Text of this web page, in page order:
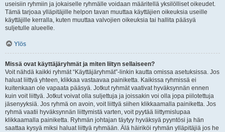
useisiin ryhmiin ja jokaiselle ryhmälle voidaan määritellä yksilölliset oikeudet.
Tämä tarjoaa ylläpitäjille helpon tavan muuttaa käyttäjien oikeuksia useille
käyttäjille kerralla, kuten muuttaa valvojien oikeuksia tai hallita pääsyä
suljetulle alueelle.
Ylös
Missä ovat käyttäjäryhmät ja miten liityn sellaiseen?
Voit nähdä kaikki ryhmät “Käyttäjäryhmät”-linkin kautta omissa asetuksissa. Jos
haluat liittyä yhteen, klikkaa vastaavaa painiketta. Kaikissa ryhmissä ei
kuitenkaan ole vapaata pääsyä. Jotkut ryhmät vaativat hyväksynnän ennen
kuin voit liittyä. Jotkut voivat olla suljettuja ja joissakin voi olla jopa piilotettuja
jäsenyyksiä. Jos ryhmä on avoin, voit liittyä siihen klikkaamalla painiketta. Jos
ryhmä vaatii hyväksynnän liittymistä varten, voit pyytää liittymislupaa
klikkaamalla painiketta. Ryhmän johtajan täytyy hyväksyä pyyntösi ja hän
saattaa kysyä miksi haluat liittyä ryhmään. Älä häiriköi ryhmän ylläpitäjiä jos he